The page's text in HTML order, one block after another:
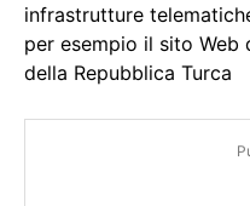
infrastrutture
per esempio il sito Web
della Repubblica Turca